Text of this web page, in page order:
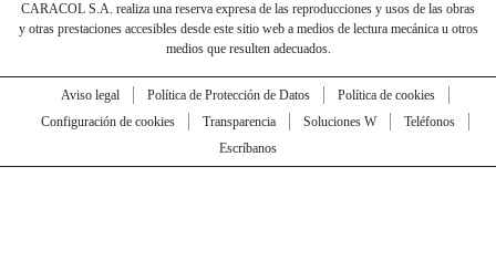
CARACOL S.A. realiza una reserva expresa de las reproducciones y usos de las obras
y otras prestaciones accesibles desde este sitio web a medios de lectura mecánica u otros
medios que resulten adecuados.
Aviso legal Política de Protección de Datos
Política de cookies
Configuración de cookies
Transparencia Soluciones W
Teléfonos
Escríbanos